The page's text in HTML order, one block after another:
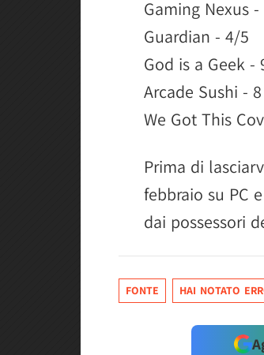
Gaming Nexus -
Guardian - 4/5
God is a Geek -
Arcade Sushi - 8
We Got This
Prima di
febbraio su PC
dai possessori
FONTE HAI NOTATO